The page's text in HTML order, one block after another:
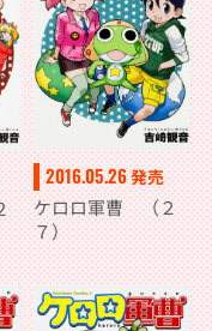
2016.05.26発売
ケロロ軍曹 （２
７）